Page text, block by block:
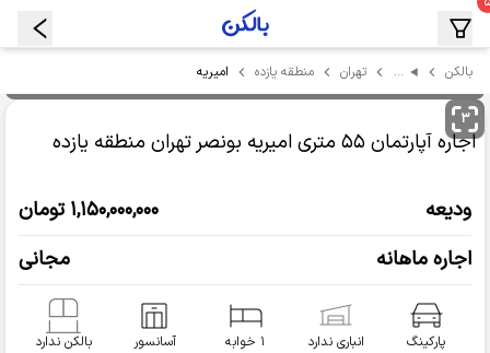
بالکن … تهران منطقه یازده امیریه
۳
اجاره آپارتمان ۵۵ متری امیریه بونصر تهران منطقه یازده
ودیعه
۱,۱۵۰,۰۰۰,۰۰۰ تومان
اجاره ماهانه
مجانی
پارکینگ انباری ندارد ۱ خوابه آسانسور بالکن ندارد